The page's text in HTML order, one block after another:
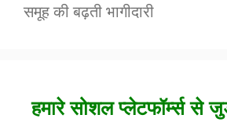
समूह की बढ़ती भागीदारी
हमारे सोशल प्लेटफॉर्म्स से